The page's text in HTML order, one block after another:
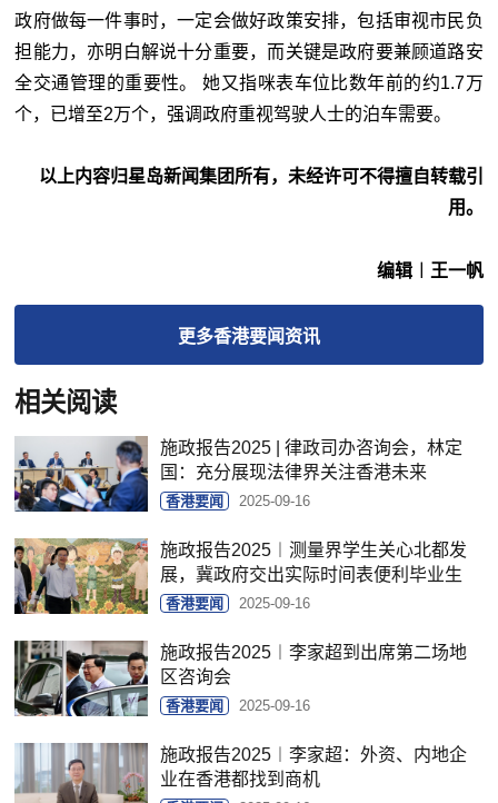
政府做每一件事时，一定会做好政策安排，包括审视市民负
担能力，亦明白解说十分重要，而关键是政府要兼顾道路安
全交通管理的重要性。 她又指咪表车位比数年前的约1.7万
个，已增至2万个，强调政府重视驾驶人士的泊车需要。
以上内容归星岛新闻集团所有，未经许可不得擅自转载引
用。
编辑︱王一帆
更多香港要闻资讯
相关阅读
施政报告2025 | 律政司办咨询会，林定
国：充分展现法律界关注香港未来
香港要闻 2025-09-16
施政报告2025︱测量界学生关心北都发
展，冀政府交出实际时间表便利毕业生
香港要闻 2025-09-16
施政报告2025︱李家超到出席第二场地
区咨询会
香港要闻 2025-09-16
施政报告2025︱李家超：外资、内地企
业在香港都找到商机